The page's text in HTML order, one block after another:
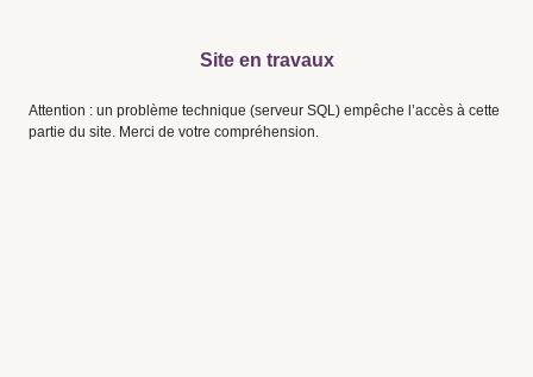
Site en travaux
Attention : un problème technique (serveur SQL) empêche l’accès à cette
partie du site. Merci de votre compréhension.